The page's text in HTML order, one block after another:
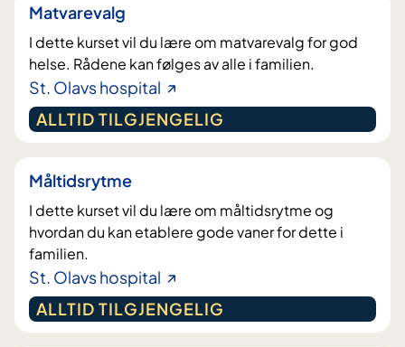
Matvarevalg
I dette kurset vil du lære om matvarevalg for god
helse. Rådene kan følges av alle i familien.
St. Olavs hospital
ALLTID TILGJENGELIG
Måltidsrytme
I dette kurset vil du lære om måltidsrytme og
hvordan du kan etablere gode vaner for dette i
familien.
St. Olavs hospital
ALLTID TILGJENGELIG